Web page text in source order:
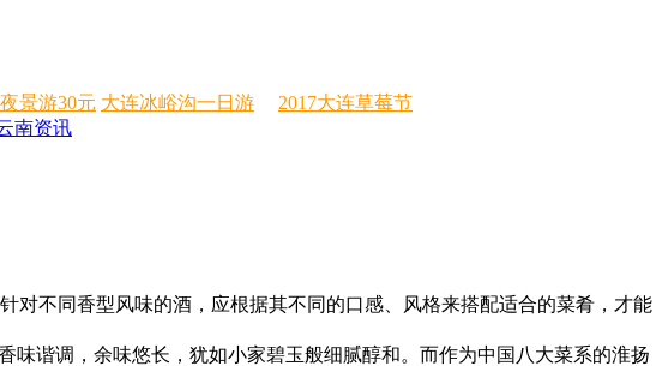
景游30元 大连冰峪沟一日游
2017大连草莓节
南资讯
对不同香型风味的酒，应根据其不同的口感、风格来搭配适合的菜肴，才能
味谐调，余味悠长，犹如小家碧玉般细腻醇和。而作为中国八大菜系的淮扬